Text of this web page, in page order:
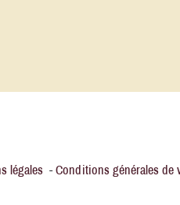
légales -Conditions générales de